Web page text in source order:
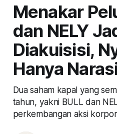
Menakar
dan NELY
Diakuisisi,
Hanya
Dua saham kapal yang
tahun, yakni BULL dan
perkembangan aksi